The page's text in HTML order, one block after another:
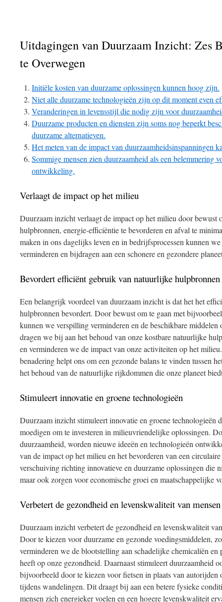
Uitdagingen van Duurzaam Inzicht: Zes
te Overwegen
Initiële kosten van duurzame oplossingen kunnen hoog zijn.
Niet alle duurzame technologieën zijn op dit moment even
Veranderingen in levensstijl die nodig zijn voor
Duurzame producten en diensten zijn soms nog beperkt
duurzame alternatieven.
Het meten van de impact van duurzaamheidsinspanningen
Sommige mensen zien duurzaamheid als een belemmering
ontwikkeling.
Verlaagt de impact op het milieu
Duurzaam inzicht verlaagt de impact op het milieu door bewust
hulpbronnen, energie-efficiëntie te bevorderen en afval te
maken in ons dagelijks leven en in bedrijfsprocessen kunnen
verminderen en bijdragen aan een schonere en gezondere
Bevordert efficiënt gebruik van natuurlijke hulpbronnen
Een belangrijk voordeel van duurzaam inzicht is dat het het
hulpbronnen bevordert. Door bewust om te gaan met
kunnen we verspilling verminderen en de beschikbare middelen
dragen we bij aan het behoud van onze kostbare natuurlijke
en verminderen we de impact van onze activiteiten op het
benadering helpt ons om een gezonde balans te vinden tussen
het behoud van de natuurlijke rijkdommen die onze planeet
Stimuleert innovatie en groene technologieën
Duurzaam inzicht stimuleert innovatie en groene technologieën
moedigen om te investeren in milieuvriendelijke oplossingen.
duurzaamheid, worden nieuwe ideeën en technologieën
van de impact op het milieu en het bevorderen van een
verschuiving richting innovatieve en duurzame oplossingen die
maar ook zorgen voor economische groei en maatschappelijke
Verbetert de gezondheid en levenskwaliteit van mensen
Duurzaam inzicht verbetert de gezondheid en levenskwaliteit
Door te kiezen voor duurzame en gezonde voedingsmiddelen,
verminderen we de blootstelling aan schadelijke chemicaliën
heeft op onze gezondheid. Daarnaast stimuleert duurzaamheid
bijvoorbeeld door te kiezen voor fietsen in plaats van autorijden
tijdens wandelingen. Dit draagt bij aan een betere fysieke
mensen zich energieker voelen en een hogere levenskwaliteit